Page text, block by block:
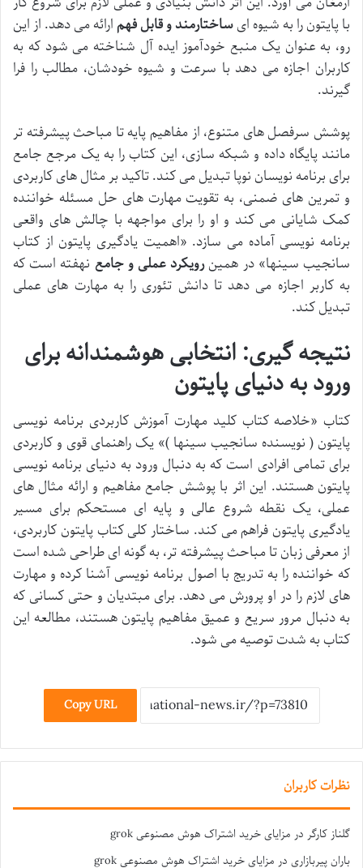
با پایتون را به شیوه ایساختارمند و قابل فهم ارائه می دهد. از این
رو، به عنوان یک منبع خودآموز ایده آل شناخته می شود که به
کاربران اجازه می دهد با سرعت و شیوه خودشان، مطالب را فرا
گیرند.
پوشش سرفصل های متنوع، از مفاهیم پایه تا مباحث پیشرفته تر
مانند پایگاه داده و شبکه سازی، این کتاب را به یک مرجع جامع
برای برنامه نویسان نوپا تبدیل می کند. تاکید بر مثال های کاربردی
و تمرین های ضمنی، به تقویت مهارت های حل مسئله خواننده
کمک شایانی می کند و او را برای مواجهه با چالش های واقعی
برنامه نویسی آماده می سازد. «اهمیت یادگیری پایتون از کتاب
سانجیب سینها» در همینرویکرد عملی و جامع نهفته است که
به کاربر اجازه می دهد تا دانش تئوری را به مهارت های عملی
تبدیل کند.
نتیجه گیری: انتخابی هوشمندانه برای
ورود به دنیای پایتون
کتاب «خلاصه کتاب کلید مهارت آموزش کاربردی برنامه نویسی
پایتون ( نویسنده سانجیب سینها )» یک راهنمای قوی و کاربردی
برای تمامی افرادی است که به دنبال ورود به دنیای برنامه نویسی
پایتون هستند. این اثر با پوشش جامع مفاهیم و ارائه مثال های
عملی، یک نقطه شروع عالی و پایه ای مستحکم برای مسیر
یادگیری پایتون فراهم می کند. ساختار کلی کتاب پایتون کاربردی،
از معرفی زبان تا مباحث پیشرفته تر، به گونه ای طراحی شده است
که خواننده را به تدریج با اصول برنامه نویسی آشنا کرده و مهارت
های لازم را در او پرورش می دهد. برای مبتدیان و حتی کسانی که
به دنبال مرور سریع و عمیق مفاهیم پایتون هستند، مطالعه این
کتاب به شدت توصیه می شود.
Copy URL
نظرات کاربران
گلناز کارگر در مزایای خرید اشتراک هوش مصنوعی grok
باران پیربازاری در مزایای خرید اشتراک هوش مصنوعی grok